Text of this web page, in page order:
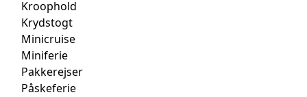
Kroophold
Krydstogt
Minicruise
Miniferie
Pakkerejser
Påskeferie